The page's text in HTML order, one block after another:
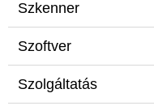
Szkenner
Szoftver
Szolgáltatás